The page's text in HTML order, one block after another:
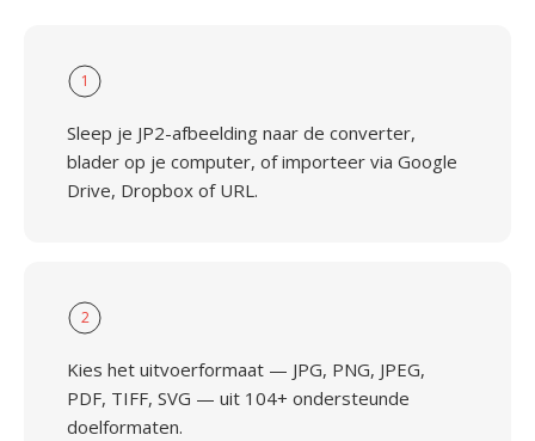
1
Sleep je JP2-afbeelding naar de converter,
blader op je computer, of importeer via Google
Drive, Dropbox of URL.
2
Kies het uitvoerformaat — JPG, PNG, JPEG,
PDF, TIFF, SVG — uit 104+ ondersteunde
doelformaten.